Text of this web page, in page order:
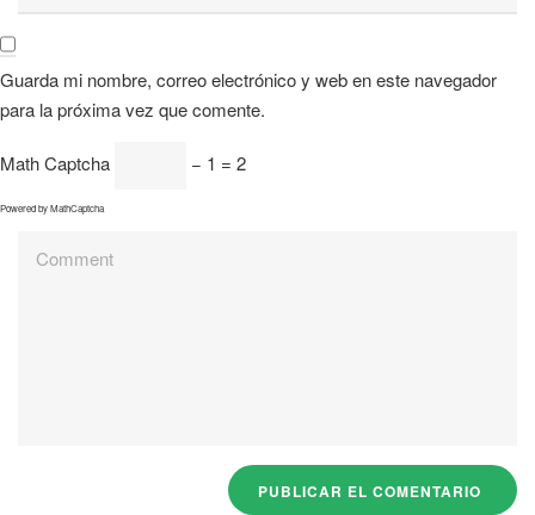
Guarda mi nombre, correo electrónico y web en este navegador
para la próxima vez que comente.
Math Captcha − 1 = 2
Powered byMathCaptcha